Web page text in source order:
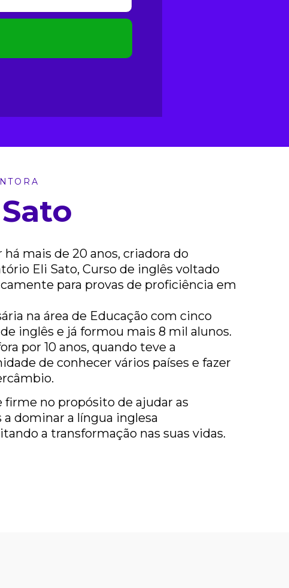
há mais de 20 anos, criadora do
Eli Sato, Curso de inglês voltado
para provas de proficiência em
na área de Educação com cinco
inglês e já formou mais 8 mil alunos.
por 10 anos, quando teve a
de conhecer vários países e fazer
firme no propósito de ajudar as
a dominar a língua inglesa
a transformação nas suas vidas.